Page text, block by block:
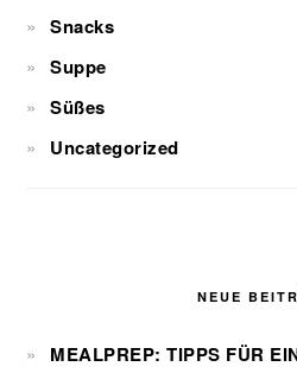
Snacks
Suppe
Süßes
Uncategorized
NEUE
MEALPREP: TIPPS FÜR